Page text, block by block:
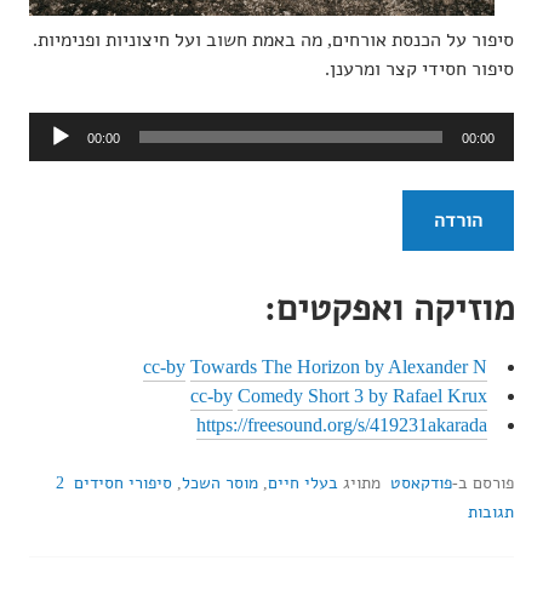
סיפור על הכנסת אורחים, מה באמת חשוב ועל חיצוניות ופנימיות.
סיפור חסידי קצר ומרענן.
אודיו
00:00 00:00
הורדה
מוזיקה ואפקטים:
cc-byTowards The Horizon by Alexander N
cc-byComedy Short 3 by Rafael Krux
https://freesound.org/s/419231akarada
פורסם ב-פודקאסט מתויג בעלי חיים, מוסר השכל, סיפורי חסידים 2
תגובות